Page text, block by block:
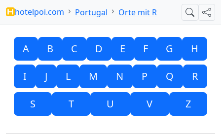
hotelpoi.com Portugal Orte mit R Suche
A B C D E F G H
I J L M N P Q R
S T U V Z